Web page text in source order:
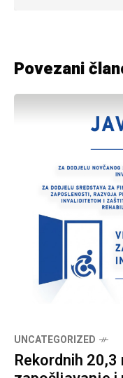
Povezani
UNCATEGORIZED
Rekordnih